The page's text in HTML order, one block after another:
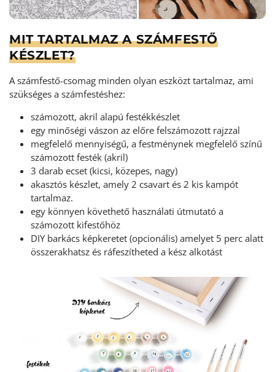
MIT TARTALMAZ A SZÁMFESTŐ
KÉSZLET?
A számfestő-csomag minden olyan eszközt tartalmaz, ami
szükséges a számfestéshez:
számozott, akril alapú festékkészlet
egy minőségi vászon az előre felszámozott rajzzal
megfelelő mennyiségű, a festménynek megfelelő színű
számozott festék (akril)
3 darab ecset (kicsi, közepes, nagy)
akasztós készlet, amely 2 csavart és 2 kis kampót
tartalmaz.
egy könnyen követhető használati útmutató a
számozott kifestőhöz
DIY barkács képkeretet (opcionális) amelyet 5 perc alatt
összerakhatsz és ráfeszítheted a kész alkotást